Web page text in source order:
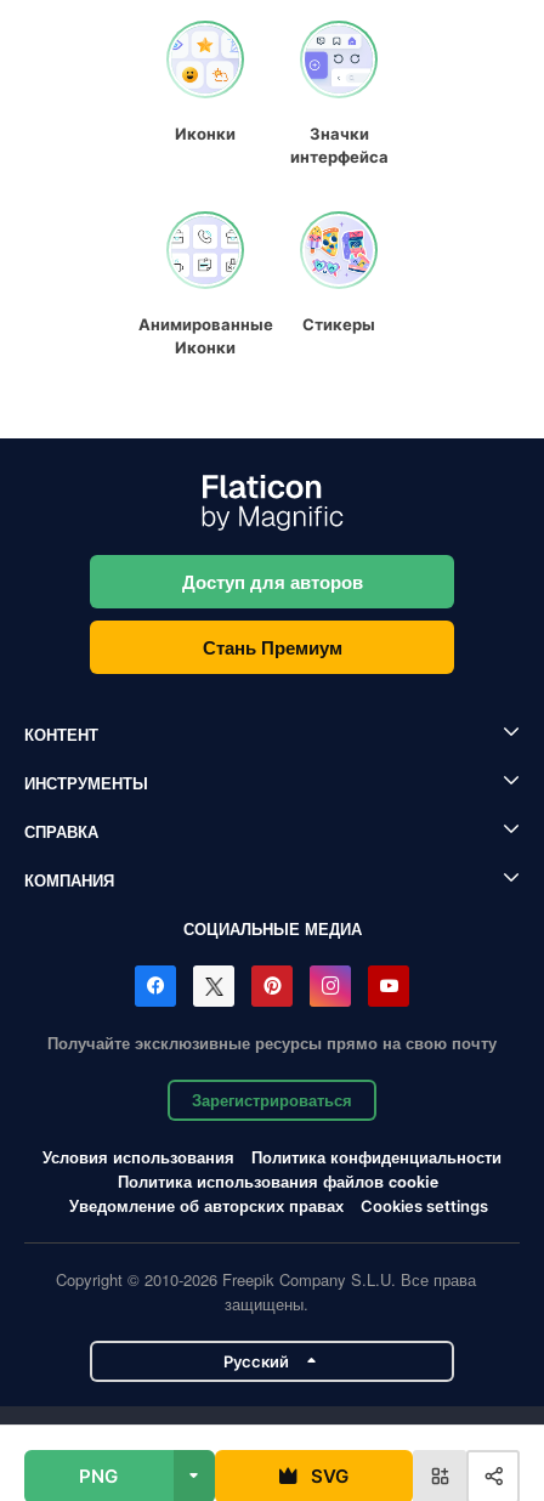
PNG SVG
Иконки
Значки
интерфейса
Анимированные
Иконки
Стикеры
Доступ для авторов
Стань Премиум
КОНТЕНТ
ИНСТРУМЕНТЫ
СПРАВКА
КОМПАНИЯ
СОЦИАЛЬНЫЕ МЕДИА
Получайте эксклюзивные ресурсы прямо на свою почту
Зарегистрироваться
Условия использования
Политика конфиденциальности
Политика использования файлов cookie
Уведомление об авторских правах
Cookies settings
Copyright © 2010-2026 Freepik Company S.L.U. Все права
защищены.
Pусский
Flaticon Slidesgo